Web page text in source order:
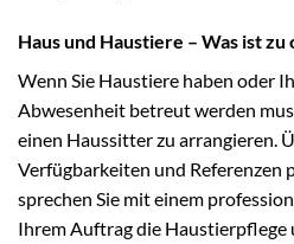
Haus und Haustiere – Was ist zu
Wenn Sie Haustiere haben oder
Abwesenheit betreut werden
einen Haussitter zu arrangieren.
Verfügbarkeiten und Referenzen
sprechen Sie mit einem
Ihrem Auftrag die Haustierpflege